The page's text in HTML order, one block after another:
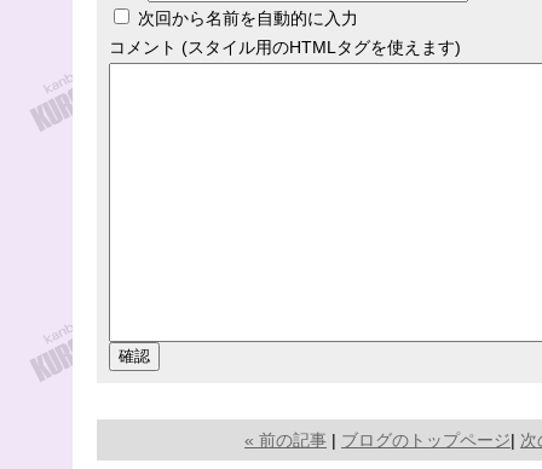
次回から名前を自動的に入力
コメント (スタイル用のHTMLタグを使えます)
« 前の記事 | ブログのトップページ| 次